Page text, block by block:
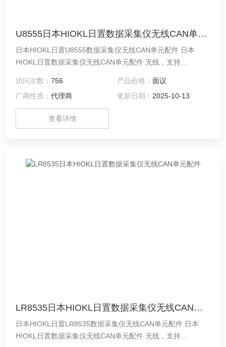
U8555日本HIOKL日置数据采集仪无线CAN单元配件
日本HIOKL日置U8555数据采集仪无线CAN单元配件 日本
HIOKL日置数据采集仪无线CAN单元配件 无线，支持
访问次数：756 产品价格： 面议
厂商性质：代理商 更新日期： 2025-10-13
查看详情
LR8535日本HIOKL日置数据采集仪无线CAN单元配件
日本HIOKL日置LR8535数据采集仪无线CAN单元配件 日本
HIOKL日置数据采集仪无线CAN单元配件 无线，支持